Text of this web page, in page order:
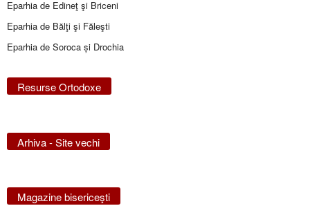
Eparhia de Edineţ şi Briceni
Eparhia de Bălţi şi Făleşti
Eparhia de Soroca și Drochia
Resurse Ortodoxe
Arhiva - Site vechi
Magazine bisericeşti